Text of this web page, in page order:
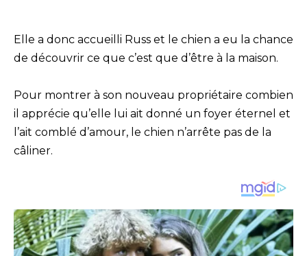
Elle a donc accueilli Russ et le chien a eu la chance
de découvrir ce que c’est que d’être à la maison.
Pour montrer à son nouveau propriétaire combien
il apprécie qu’elle lui ait donné un foyer éternel et
l’ait comblé d’amour, le chien n’arrête pas de la
câliner.